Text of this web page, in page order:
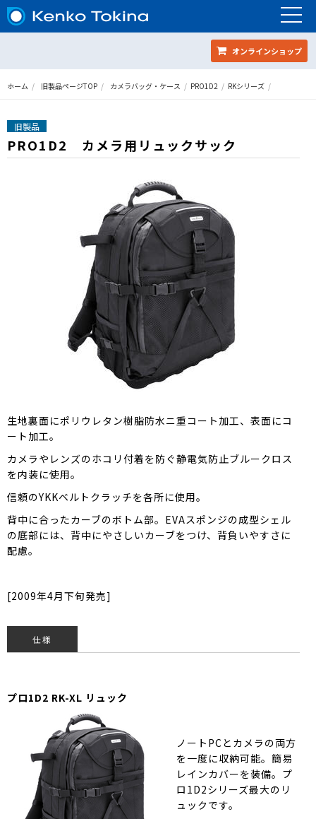
オンラインショップ
ホーム 旧製品ページTOP カメラバッグ・ケース PRO1D2 RKシリーズ
旧製品
PRO1D2 カメラ用リュックサック
生地裏面にポリウレタン樹脂防水ニ重コート加工、表面にコ
ート加工。
カメラやレンズのホコリ付着を防ぐ静電気防止ブルークロス
を内装に使用。
信頼のYKKベルトクラッチを各所に使用。
背中に合ったカーブのボトム部。EVAスポンジの成型シェル
の底部には、背中にやさしいカーブをつけ、背負いやすさに
配慮。
[2009年4月下旬発売]
仕様
プロ1D2 RK-XL リュック
ノートPCとカメラの両方
を一度に収納可能。簡易
レインカバーを装備。プ
ロ1D2シリーズ最大のリ
ュックです。